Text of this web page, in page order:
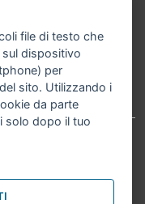
6 - 40124
IBAN: IT 88 R
Note legali
file di testo che
dispositivo
per
sito. Utilizzando i
da parte
solo dopo il tuo